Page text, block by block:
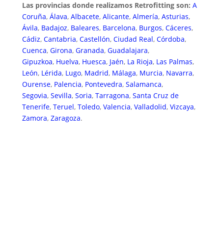
Las provincias donde realizamos Retrofitting son: A
Coruña, Álava, Albacete, Alicante, Almería, Asturias,
Ávila, Badajoz, Baleares, Barcelona, Burgos, Cáceres,
Cádiz, Cantabria, Castellón, Ciudad Real, Córdoba,
Cuenca, Girona, Granada, Guadalajara,
Gipuzkoa, Huelva, Huesca, Jaén, La Rioja, Las Palmas,
León, Lérida, Lugo, Madrid, Málaga, Murcia, Navarra,
Ourense, Palencia, Pontevedra, Salamanca,
Segovia, Sevilla, Soria, Tarragona, Santa Cruz de
Tenerife, Teruel, Toledo, Valencia, Valladolid, Vizcaya,
Zamora, Zaragoza.